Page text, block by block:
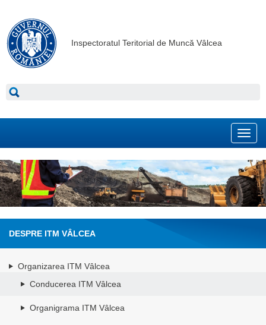
Inspectoratul Teritorial de Muncă Vâlcea
DESPRE ITM VÂLCEA
Organizarea ITM Vâlcea
Conducerea ITM Vâlcea
Organigrama ITM Vâlcea